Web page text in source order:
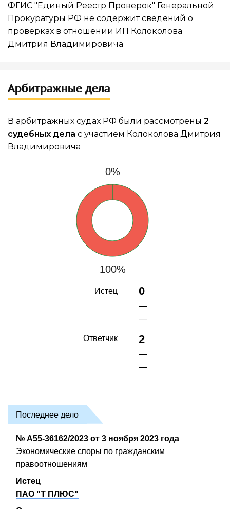
ФГИС "Единый Реестр Проверок" Генеральной
Прокуратуры РФ не содержит сведений о
проверках в отношении ИП Колоколова
Дмитрия Владимировича
Арбитражные дела
В арбитражных судах РФ были рассмотрены 2
судебных дела с участием Колоколова Дмитрия
Владимировича
0%
100%
Истец
Ответчик
0
—
—
2
—
—
Последнее дело
№ А55-36162/2023 от 3 ноября 2023 года
Экономические споры по гражданским
правоотношениям
Истец
ПАО "Т ПЛЮС"